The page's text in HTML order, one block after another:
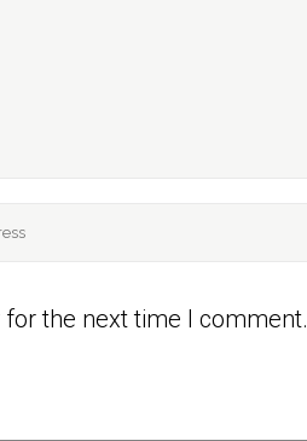
the next time I comment.